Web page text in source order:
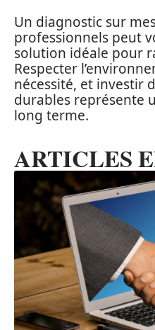
Un diagnostic sur
professionnels peut
solution idéale pour
Respecter
nécessité, et investir
durables représente
long terme.
ARTICLES